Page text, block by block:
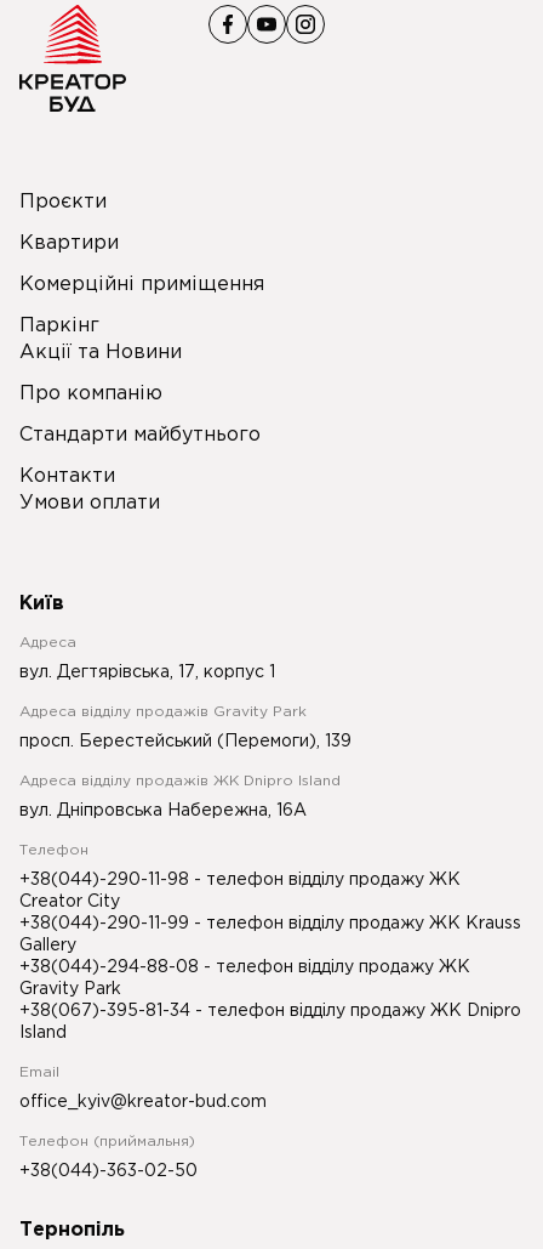
Проєкти
Квартири
Комерційні приміщення
Паркінг
Акції та Новини
Про компанію
Стандарти майбутнього
Контакти
Умови оплати
Київ
Адреса
вул. Дегтярівська, 17, корпус 1
Адреса відділу продажів Gravity Park
просп. Берестейський (Перемоги), 139
Адреса відділу продажів ЖК Dnipro Island
вул. Дніпровська Набережна, 16А
Телефон
+38(044)-290-11-98 - телефон відділу продажу ЖК
Creator City
+38(044)-290-11-99 - телефон відділу продажу ЖК Krauss
Gallery
+38(044)-294-88-08 - телефон відділу продажу ЖК
Gravity Park
+38(067)-395-81-34 - телефон відділу продажу ЖК Dnipro
Island
Email
office_kyiv@kreator-bud.com
Телефон (приймальня)
+38(044)-363-02-50
Тернопіль